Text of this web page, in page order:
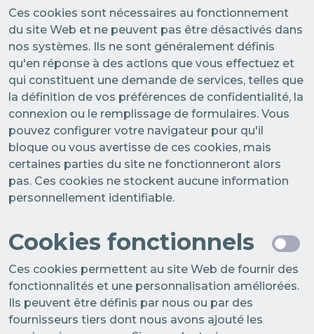
Ces cookies sont nécessaires au fonctionnement
du site Web et ne peuvent pas être désactivés dans
nos systèmes. Ils ne sont généralement définis
qu'en réponse à des actions que vous effectuez et
qui constituent une demande de services, telles que
la définition de vos préférences de confidentialité, la
connexion ou le remplissage de formulaires. Vous
pouvez configurer votre navigateur pour qu'il
bloque ou vous avertisse de ces cookies, mais
certaines parties du site ne fonctionneront alors
pas. Ces cookies ne stockent aucune information
personnellement identifiable.
Cookies fonctionnels
Ces cookies permettent au site Web de fournir des
fonctionnalités et une personnalisation améliorées.
Ils peuvent être définis par nous ou par des
fournisseurs tiers dont nous avons ajouté les